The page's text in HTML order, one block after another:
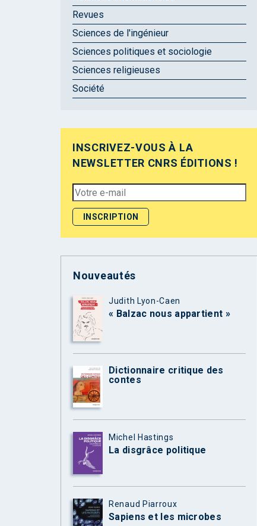
Revues
Sciences de l'ingénieur
Sciences politiques et sociologie
Sciences religieuses
Société
INSCRIVEZ-VOUS À LA
NEWSLETTER CNRS ÉDITIONS !
Nouveautés
Judith Lyon-Caen
« Balzac nous appartient »
Dictionnaire critique des
contes
Michel Hastings
La disgrâce politique
Renaud Piarroux
Sapiens et les microbes